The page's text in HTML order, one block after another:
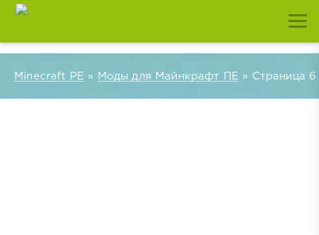
Minecraft PE » Моды для Майнкрафт ПЕ » Страница 6